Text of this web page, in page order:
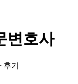
변호사
기